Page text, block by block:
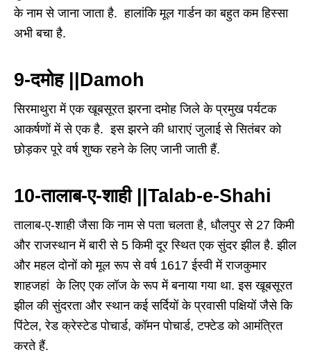
के नाम से जाना जाता है. हालांकि मूल गार्डन का बहुत कम हिस्सा
अभी बचा है.
9-दमोह ||Damoh
सिरमाथुरा में एक खूबसूरत झरना दमोह जिले के प्रमुख पर्यटक
आकर्षणों में से एक है. इस झरने की धाराएं जुलाई से सितंबर को
छोड़कर पूरे वर्ष शुष्क रहने के लिए जानी जाती हैं.
10-तालाब-ए-शाही ||Talab-e-Shahi
तालाब-ए-शाही जैसा कि नाम से पता चलता है, धौलपुर से 27 किमी
और राजस्थान में बारी से 5 किमी दूर स्थित एक सुंदर झील है. झील
और महल दोनों को मूल रूप से वर्ष 1617 ईस्वी में राजकुमार
शाहजहां के लिए एक लॉज के रूप में बनाया गया था. इस खूबसूरत
झील की सुंदरता और स्थान कई सर्दियों के प्रवासी पक्षियों जैसे कि
पिंटेल, रेड क्रेस्टेड पोचार्ड, कॉमन पोचार्ड, टफ्टेड को आमंत्रित
करते हैं.